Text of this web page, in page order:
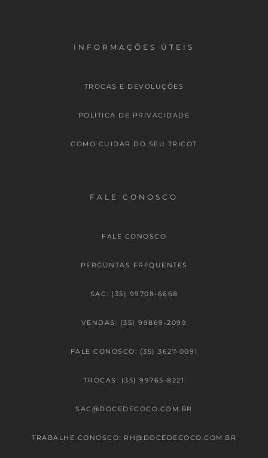
INFORMAÇÕES ÚTEIS
TROCAS E DEVOLUÇÕES
POLÍTICA DE PRIVACIDADE
COMO CUIDAR DO SEU TRICOT
FALE CONOSCO
FALE CONOSCO
PERGUNTAS FREQUENTES
SAC: (35) 99708-6668
VENDAS: (35) 99869-2099
FALE CONOSCO: (35) 3627-0091
TROCAS: (35) 99765-8221
SAC@DOCEDECOCO.COM.BR
TRABALHE CONOSCO: RH@DOCEDECOCO.COM.BR